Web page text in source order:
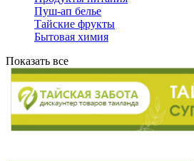
Пуш-ап белье
Тайские фрукты
Бытовая химия
Показать все